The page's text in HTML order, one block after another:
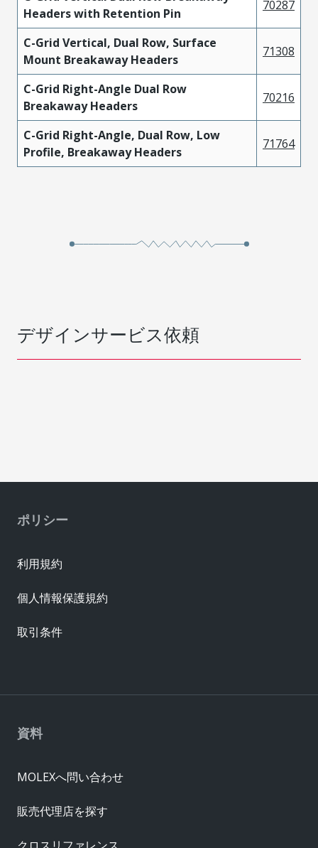
Headers with Retention Pin
70287
C-Grid Vertical, Dual Row, Surface
Mount Breakaway Headers
71308
C-Grid Right-Angle Dual Row
Breakaway Headers
70216
C-Grid Right-Angle, Dual Row, Low
Profile, Breakaway Headers
71764
デザインサービス依頼
資料
MOLEXへ問い合わせ
販売代理店を探す
ポリシー
利用規約
個人情報保護規約
取引条件